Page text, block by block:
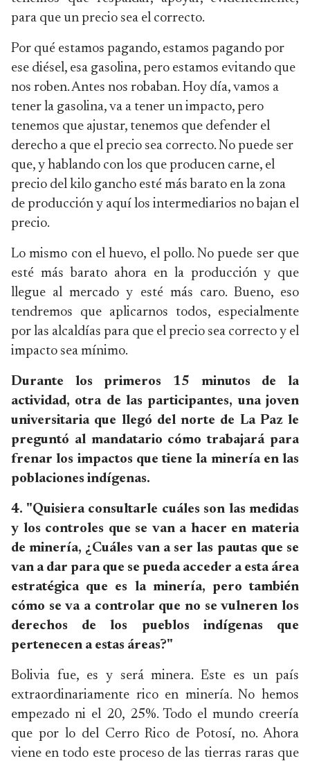
para que un precio sea el correcto.
Por qué estamos pagando, estamos pagando por
ese diésel, esa gasolina, pero estamos evitando que
nos roben. Antes nos robaban. Hoy día, vamos a
tener la gasolina, va a tener un impacto, pero
tenemos que ajustar, tenemos que defender el
derecho a que el precio sea correcto. No puede ser
que, y hablando con los que producen carne, el
precio del kilo gancho esté más barato en la zona
de producción y aquí los intermediarios no bajan el
precio.
Lo mismo con el huevo, el pollo. No puede ser que
esté más barato ahora en la producción y que
llegue al mercado y esté más caro. Bueno, eso
tendremos que aplicarnos todos, especialmente
por las alcaldías para que el precio sea correcto y el
impacto sea mínimo.
Durante los primeros 15 minutos de la
actividad, otra de las participantes, una joven
universitaria que llegó del norte de La Paz le
preguntó al mandatario cómo trabajará para
frenar los impactos que tiene la minería en las
poblaciones indígenas.
4. "Quisiera consultarle cuáles son las medidas
y los controles que se van a hacer en materia
de minería, ¿Cuáles van a ser las pautas que se
van a dar para que se pueda acceder a esta área
estratégica que es la minería, pero también
cómo se va a controlar que no se vulneren los
derechos de los pueblos indígenas que
pertenecen a estas áreas?"
Bolivia fue, es y será minera. Este es un país
extraordinariamente rico en minería. No hemos
empezado ni el 20, 25%. Todo el mundo creería
que por lo del Cerro Rico de Potosí, no. Ahora
viene en todo este proceso de las tierras raras que